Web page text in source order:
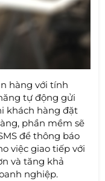
hàng với tính
tự động gửi
khách hàng đặt
phần mềm sẽ
để thông báo
việc giao tiếp với
và tăng khả
nghiệp.